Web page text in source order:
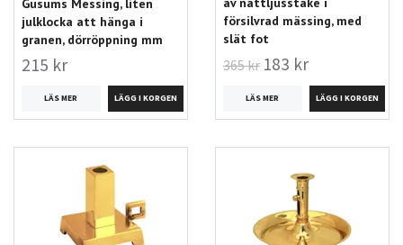
Gusums Messing, liten
julklocka att hänga i
granen, dörröppning mm
215 kr
LÄS MER
försilvrad mässing, med
slät fot
365 kr 183 kr
LÄS MER